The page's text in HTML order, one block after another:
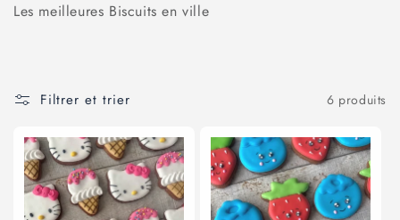
e
c
Les meilleures Biscuits en ville
Filtrer et trier 6 produits